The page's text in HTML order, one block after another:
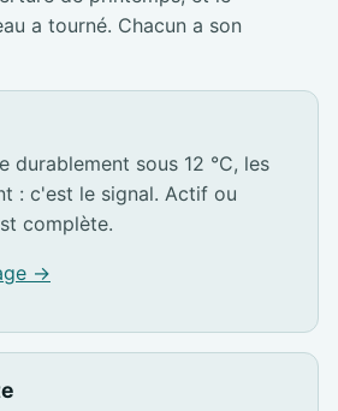
a tourné. Chacun a son
durablement sous 12 °C, les
: c'est le signal. Actif ou
complète.
→